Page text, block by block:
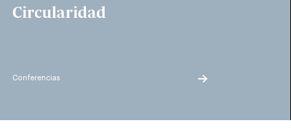
Circularidad
Conferencias